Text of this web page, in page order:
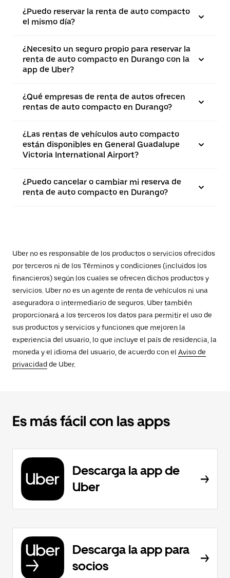
¿Puedo reservar la renta de auto compacto
el mismo día?
¿Necesito un seguro propio para reservar la
renta de auto compacto en Durango con la
app de Uber?
¿Qué empresas de renta de autos ofrecen
rentas de auto compacto en Durango?
¿Las rentas de vehículos auto compacto
están disponibles en General Guadalupe
Victoria International Airport?
¿Puedo cancelar o cambiar mi reserva de
renta de auto compacto en Durango?
Uber no es responsable de los productos o servicios ofrecidos
por terceros ni de los Términos y condiciones (incluidos los
financieros) según los cuales se ofrecen dichos productos y
servicios. Uber no es un agente de renta de vehículos ni una
aseguradora o intermediario de seguros. Uber también
proporcionará a los terceros los datos para permitir el uso de
sus productos y servicios y funciones que mejoren la
experiencia del usuario, lo que incluye el país de residencia, la
moneda y el idioma del usuario, de acuerdo con el Aviso de
privacidad de Uber.
Es más fácil con las apps
Descarga la app de
Uber
Descarga la app para
socios